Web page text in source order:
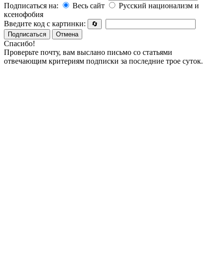
Подписаться на:
Весь сайт
Русский национализм и
ксенофобия
Введите код с картинки:
🔄
Подписаться
Отмена
Спасибо!
Проверьте почту, вам выслано письмо со статьями
отвечающим критериям подписки за последние трое суток.